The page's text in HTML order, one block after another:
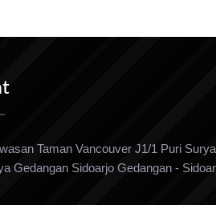
Taman Vancouver J1/1 Puri Surya
Gedangan Sidoarjo Gedangan -